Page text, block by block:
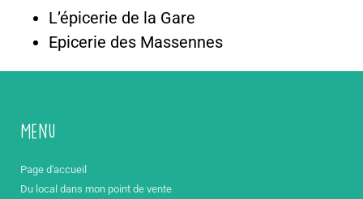
L’épicerie de la Gare
Epicerie des Massennes
Menu
Page d'accueil
Du local dans mon point de vente